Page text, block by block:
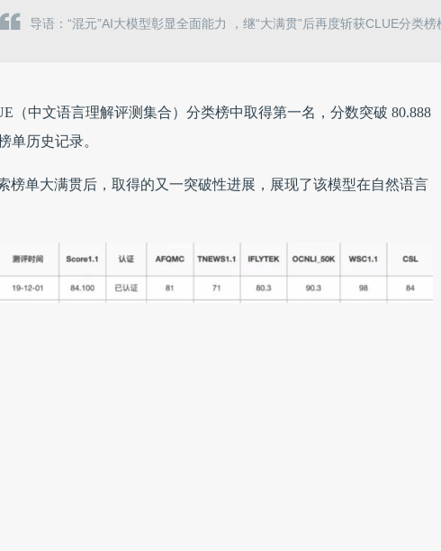
导语：“混元”AI大模型彰显全面能力 ，继“大满贯”后再度斩获CLUE分类榜
（中文语言理解评测集合）分类榜中取得第一名，分数突破 80.888
单历史记录。
榜单大满贯后，取得的又一突破性进展，展现了该模型在自然语言